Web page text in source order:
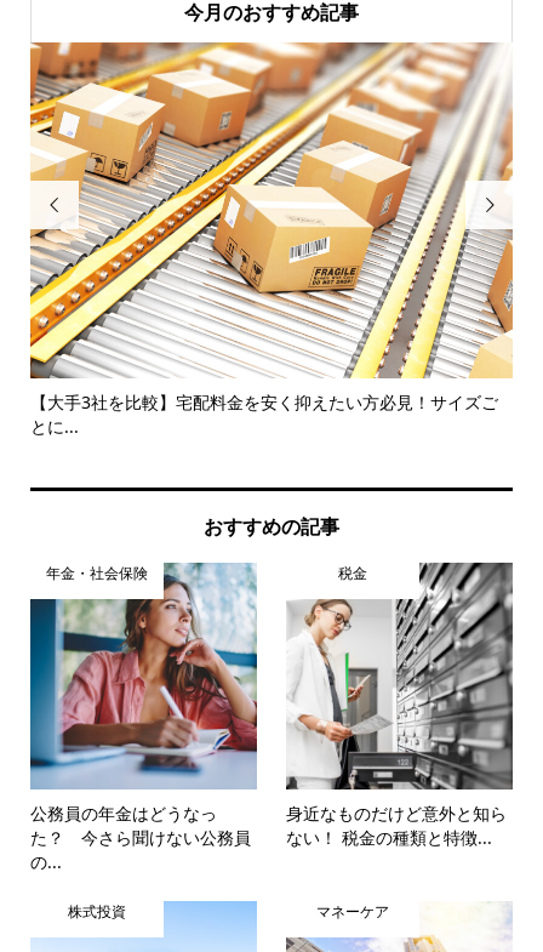
今月のおすすめ記事

【大手3社を比較】宅配料金を安く抑えたい方必見！サイズご
とに...

おすすめの記事
年金・社会保険
公務員の年金はどうなっ
た？ 今さら聞けない公務員
の...
税金
身近なものだけど意外と知ら
ない！ 税金の種類と特徴...
株式投資 マネーケア